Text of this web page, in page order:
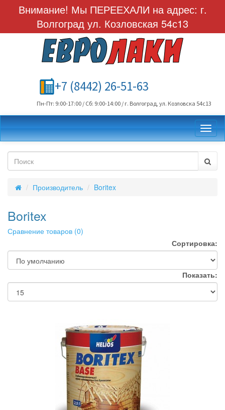
Внимание! Мы ПЕРЕЕХАЛИ на адрес: г.
Волгоград ул. Козловская 54с13
+7 (8442) 26-51-63
Пн-Пт: 9:00-17:00 / Сб: 9:00-14:00 / г. Волгоград, ул. Козловска 54с13
Производитель Boritex
Boritex
Сравнение товаров (0)
Сортировка:
Показать: